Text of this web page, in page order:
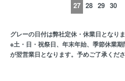
27 28 29 30
グレーの日付は弊社定休・休業日となりま
※土・日・祝祭日、年末年始、季節休業
が翌営業日となります。予めご了承くださ